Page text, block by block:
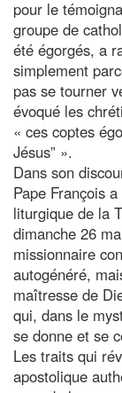
pour le
groupe de
été égorgés, a
simplement
pas se tourner
évoqué les
« ces coptes
Jésus” ».
Dans son
Pape François
liturgique de la
dimanche 26
missionnaire
autogénéré,
maîtresse de
qui, dans le
se donne et se
Les traits qui
apostolique